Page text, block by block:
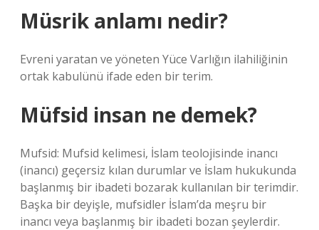
Müsrik anlamı nedir?
Evreni yaratan ve yöneten Yüce Varlığın ilahiliğinin
ortak kabulünü ifade eden bir terim.
Müfsid insan ne demek?
Mufsid: Mufsid kelimesi, İslam teolojisinde inancı
(inancı) geçersiz kılan durumlar ve İslam hukukunda
başlanmış bir ibadeti bozarak kullanılan bir terimdir.
Başka bir deyişle, mufsidler İslam’da meşru bir
inancı veya başlanmış bir ibadeti bozan şeylerdir.